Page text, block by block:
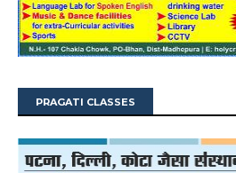
PRAGATI CLASSES